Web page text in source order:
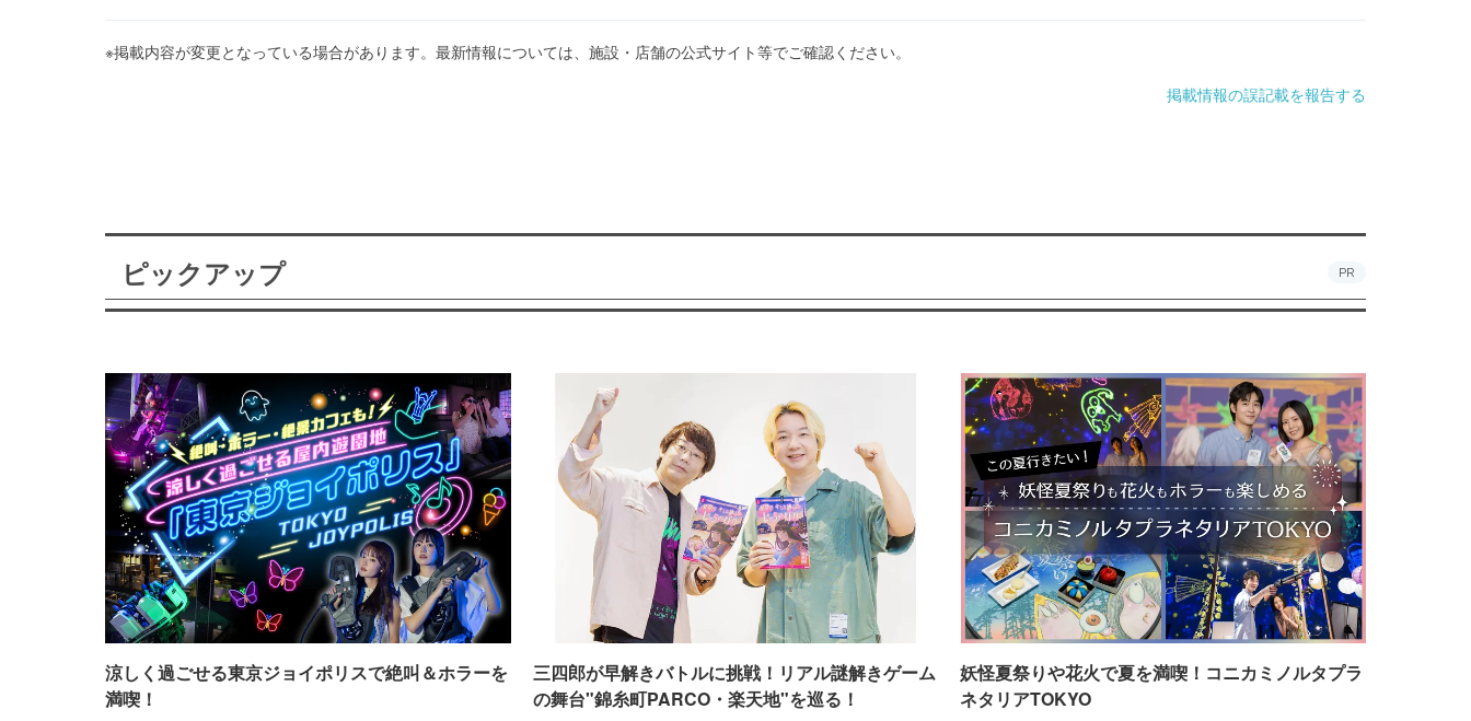
※掲載内容が変更となっている場合があります。最新情報については、施設・店舗の公式サイト等でご確認ください。
掲載情報の誤記載を報告する
ピックアップ PR
涼しく過ごせる東京ジョイポリスで絶叫＆ホラーを
満喫！
三四郎が早解きバトルに挑戦！リアル謎解きゲーム
の舞台"錦糸町PARCO・楽天地"を巡る！
妖怪夏祭りや花火で夏を満喫！コニカミノルタプラ
ネタリアTOKYO